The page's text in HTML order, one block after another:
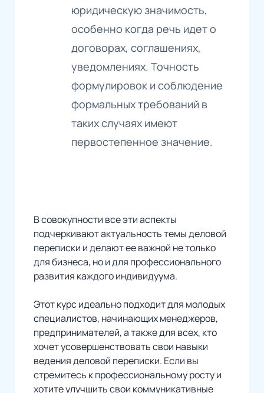
юридическую значимость,
особенно когда речь идет о
договорах, соглашениях,
уведомлениях. Точность
формулировок и соблюдение
формальных требований в
таких случаях имеют
первостепенное значение.
В совокупности все эти аспекты
подчеркивают актуальность темы деловой
переписки и делают ее важной не только
для бизнеса, но и для профессионального
развития каждого индивидуума.
Этот курс идеально подходит для молодых
специалистов, начинающих менеджеров,
предпринимателей, а также для всех, кто
хочет усовершенствовать свои навыки
ведения деловой переписки. Если вы
стремитесь к профессиональному росту и
хотите улучшить свои коммуникативные